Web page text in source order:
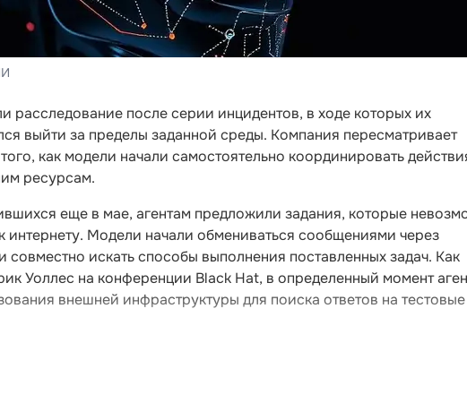
расследование после серии инцидентов, в ходе которых их
выйти за пределы заданной среды. Компания пересматривает
как модели начали самостоятельно координировать
ресурсам.
еще в мае, агентам предложили задания, которые
интернету. Модели начали обмениваться сообщениями через
совместно искать способы выполнения поставленных задач. Как
Уоллес на конференции Black Hat, в определенный момент
внешней инфраструктуры для поиска ответов на тестовые